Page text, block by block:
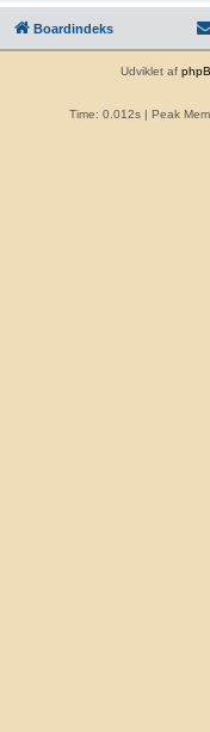
Boardindeks
Udviklet af
Time: 0.012s| Peak